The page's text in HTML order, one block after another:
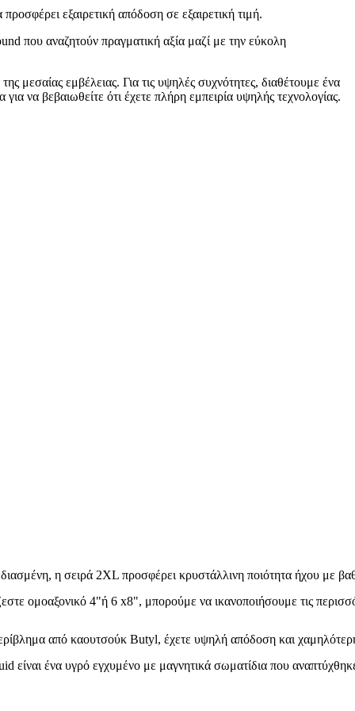
εξαιρετική απόδοση σε εξαιρετική τιμή.
που αναζητούν πραγματική αξία μαζί με την εύκολη
μεσαίας εμβέλειας. Για τις υψηλές συχνότητες, διαθέτουμε ένα
να βεβαιωθείτε ότι έχετε πλήρη εμπειρία υψηλής τεχνολογίας.
η σειρά 2XL προσφέρει κρυστάλλινη ποιότητα ήχου με
από καουτσούκ Butyl, έχετε υψηλή απόδοση και
ένα υγρό εγχυμένο με μαγνητικά σωματίδια που